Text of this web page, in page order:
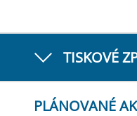
TISKOVÉ
PLÁNOVANÉ